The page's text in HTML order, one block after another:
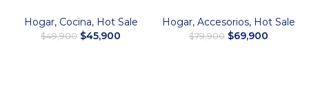
Hogar, Cocina, Hot Sale
$49,900 El
$45,900
Hogar, Accesorios, Hot Sale
$79,900 El
$69,900El